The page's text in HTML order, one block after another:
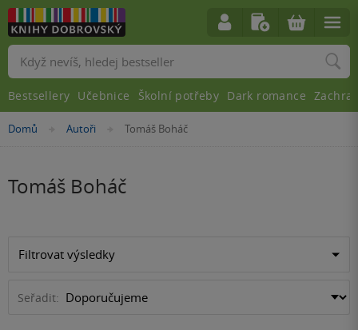
Nacházíte
Domů »Autoři »
Tomáš Boháč
Tomáš Boháč
Filtrovat výsledky
Seřadit:
Vyhledávání
Bestsellery Učebnice Školní potřeby Dark romance